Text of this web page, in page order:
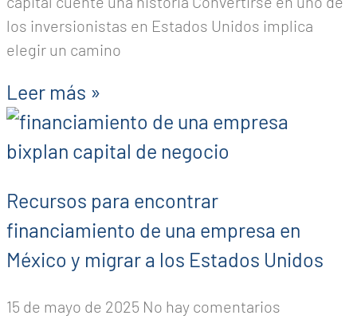
los inversionistas en Estados Unidos implica
elegir un camino
Leer más »
Recursos para encontrar
financiamiento de una empresa en
México y migrar a los Estados Unidos
15 de mayo de 2025 No hay comentarios